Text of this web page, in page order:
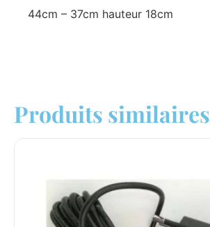
44cm – 37cm hauteur 18cm
Produits similaires